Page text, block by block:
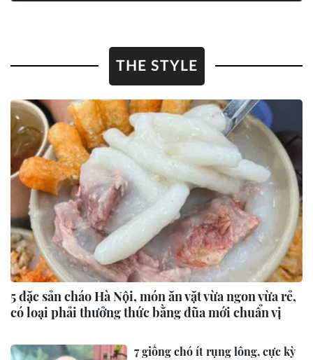
THE STYLE
5 đặc sản cháo Hà Nội, món ăn vặt vừa ngon vừa rẻ,
có loại phải thưởng thức bằng đũa mới chuẩn vị
7 giống chó ít rụng lông, cực kỳ